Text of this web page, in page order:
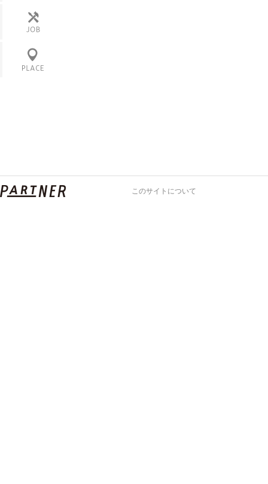
ニュース
会社
このサイトについて